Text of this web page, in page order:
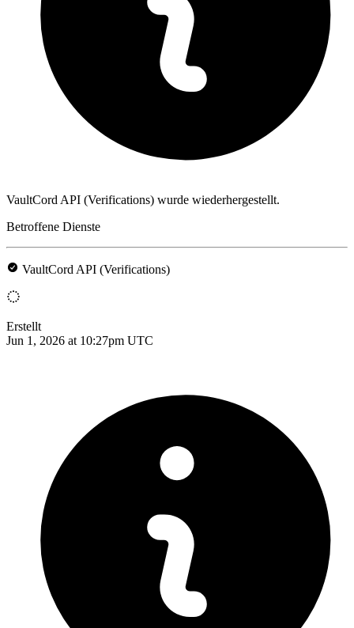
VaultCord API (Verifications) wurde wiederhergestellt.
Betroffene Dienste
VaultCord API (Verifications)
Erstellt
Jun 1, 2026 at 10:27pm UTC